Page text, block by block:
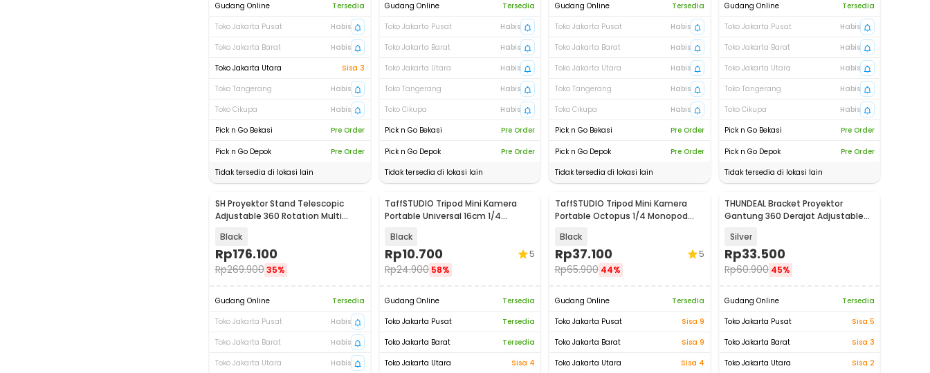
Gudang Online
Tersedia
Toko Jakarta Pusat
Habis
Toko Jakarta Barat
Habis
Toko Jakarta Utara
Sisa 3
Toko Tangerang
Habis
Toko Cikupa
Habis
Pick n Go Bekasi
Pre Order
Pick n Go Depok
Pre Order
Tidak tersedia di lokasi lain
Gudang Online
Tersedia
Toko Jakarta Pusat
Habis
Toko Jakarta Barat
Habis
Toko Jakarta Utara
Habis
Toko Tangerang
Habis
Toko Cikupa
Habis
Pick n Go Bekasi
Pre Order
Pick n Go Depok
Pre Order
Tidak tersedia di lokasi lain
Gudang Online
Tersedia
Toko Jakarta Pusat
Habis
Toko Jakarta Barat
Habis
Toko Jakarta Utara
Habis
Toko Tangerang
Habis
Toko Cikupa
Habis
Pick n Go Bekasi
Pre Order
Pick n Go Depok
Pre Order
Tidak tersedia di lokasi lain
Gudang Online
Tersedia
Toko Jakarta Pusat
Habis
Toko Jakarta Barat
Habis
Toko Jakarta Utara
Habis
Toko Tangerang
Habis
Toko Cikupa
Habis
Pick n Go Bekasi
Pre Order
Pick n Go Depok
Pre Order
Tidak tersedia di lokasi lain
SH Proyektor Stand Telescopic
Adjustable 360 Rotation Multi
Black
Rp176.100
Rp269.900 35%
Gudang Online
Tersedia
Toko Jakarta Pusat
Habis
Toko Jakarta Barat
Habis
Toko Jakarta Utara
Habis
TaffSTUDIO Tripod Mini Kamera
Portable Universal 16cm 1/4
Black
Rp10.700
Rp24.900 58%
5
Gudang Online
Tersedia
Toko Jakarta Pusat
Tersedia
Toko Jakarta Barat
Tersedia
Toko Jakarta Utara
Sisa 4
TaffSTUDIO Tripod Mini Kamera
Portable Octopus 1/4 Monopod
Black
Rp37.100
Rp65.900 44%
5
Gudang Online
Tersedia
Toko Jakarta Pusat
Sisa 9
Toko Jakarta Barat
Sisa 9
Toko Jakarta Utara
Sisa 4
THUNDEAL Bracket Proyektor
Gantung 360 Derajat Adjustable
Silver
Rp33.500
Rp60.900 45%
Gudang Online
Tersedia
Toko Jakarta Pusat
Sisa 5
Toko Jakarta Barat
Sisa 3
Toko Jakarta Utara
Sisa 2